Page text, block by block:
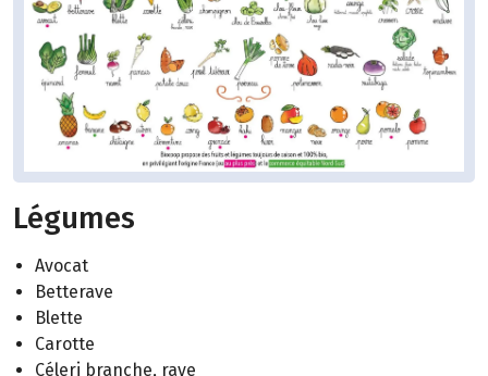
Légumes
Avocat
Betterave
Blette
Carotte
Céleri branche, rave